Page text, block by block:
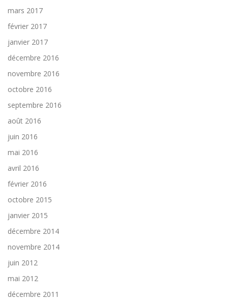
mars 2017
février 2017
janvier 2017
décembre 2016
novembre 2016
octobre 2016
septembre 2016
août 2016
juin 2016
mai 2016
avril 2016
février 2016
octobre 2015
janvier 2015
décembre 2014
novembre 2014
juin 2012
mai 2012
décembre 2011